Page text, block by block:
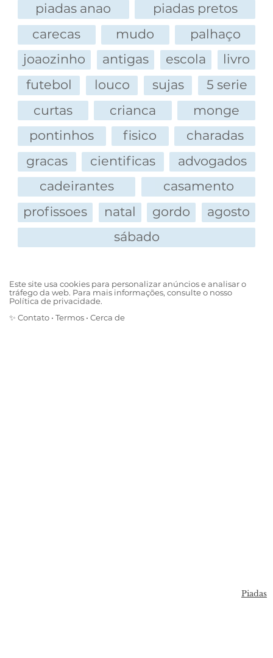
piadas anao
piadas pretos
carecas
mudo
palhaço
joaozinho
antigas escola
livro
futebol
louco sujas
5 serie
curtas
crianca
monge
pontinhos
fisico
charadas
gracas
cientificas
advogados
cadeirantes
casamento
profissoes
natal gordo
agosto
sábado
Piadas
Este site usa cookies para personalizar anúncios e analisar o
tráfego da web. Para mais informações, consulte o nosso
Política de privacidade.
✨ Contato • Termos • Cerca de